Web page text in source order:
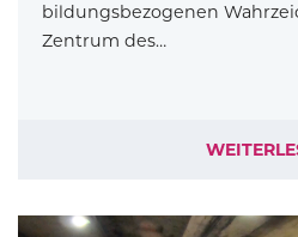
bildungsbezogenen
Zentrum des…